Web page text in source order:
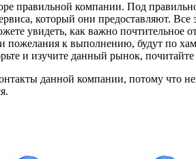
правильной компании. Под
который они предоставляют.
увидеть, как важно почтительное
к выполнению, будут по
и изучите данный рынок,
данной компании, потому что